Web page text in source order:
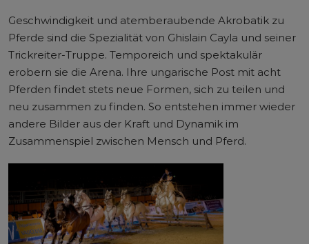
Geschwindigkeit und atemberaubende Akrobatik zu
Pferde sind die Spezialität von Ghislain Cayla und seiner
Trickreiter-Truppe. Temporeich und spektakulär
erobern sie die Arena. Ihre ungarische Post mit acht
Pferden findet stets neue Formen, sich zu teilen und
neu zusammen zu finden. So entstehen immer wieder
andere Bilder aus der Kraft und Dynamik im
Zusammenspiel zwischen Mensch und Pferd.